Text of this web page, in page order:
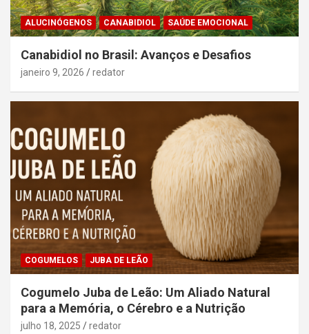
ALUCINÓGENOS CANABIDIOL SAÚDE EMOCIONAL
Canabidiol no Brasil: Avanços e Desafios
janeiro 9, 2026 redator
COGUMELOS JUBA DE LEÃO
Cogumelo Juba de Leão: Um Aliado Natural
para a Memória, o Cérebro e a Nutrição
julho 18, 2025 redator